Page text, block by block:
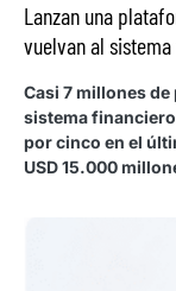
Lanzan una
vuelvan al
Casi 7 millones
sistema
por cinco en el
USD 15.000